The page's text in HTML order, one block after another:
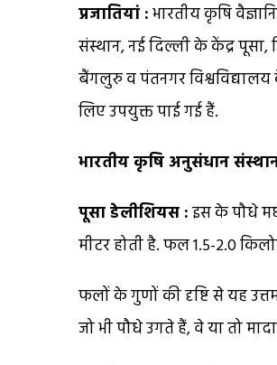
प्रजातियां :भारतीय कृषि
संस्थान, नई दिल्ली के केंद्र पूसा,
बैंगलुरु व पंतनगर विश्वविद्यालय
लिए उपयुक्त पाई गई हैं.
भारतीय कृषि अनुसंधान
पूसा डेलीशियस :इस के पौधे
मीटर होती है. फल 1.5-2.0
फलों के गुणों की दृष्टि से यह
जो भी पौधे उगते हैं, वे या तो